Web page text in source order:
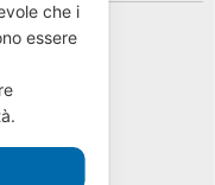
che i
essere